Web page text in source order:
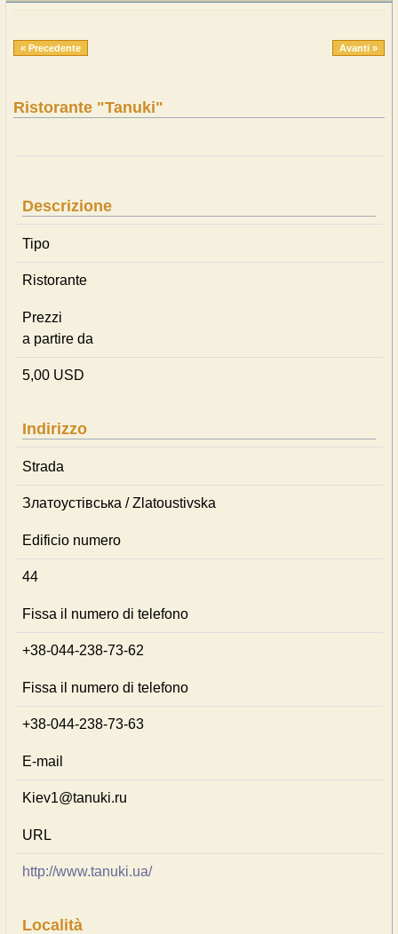
« Precedente Avanti »
Ristorante "Tanuki"
Descrizione
Tipo
Ristorante
Prezzi
a partire da
5,00 USD
Indirizzo
Strada
Златоустівська / Zlatoustivska
Edificio numero
44
Fissa il numero di telefono
+38-044-238-73-62
Fissa il numero di telefono
+38-044-238-73-63
E-mail
Kiev1@tanuki.ru
URL
http://www.tanuki.ua/
Località